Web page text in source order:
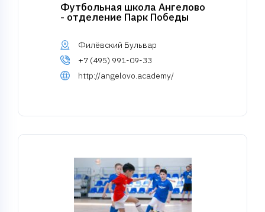
Футбольная школа Ангелово
- отделение Парк Победы
Филёвский Бульвар
+7 (495) 991-09-33
http://angelovo.academy/